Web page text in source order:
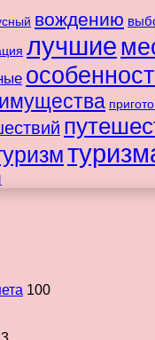
вождению
лучшие
100